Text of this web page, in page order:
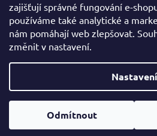
zajišťují správné fungování e-
používáme také analytické a
nám pomáhají web zlepšovat.
změnit v nastavení.
Nastavení
Odmítnout
MEDIA KIT
Vytvořil
Copyright 2026NOALE.. Všechna